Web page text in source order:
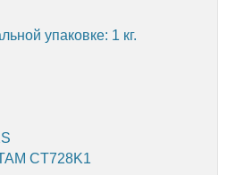
упаковке: 1 кг.
CT728K1